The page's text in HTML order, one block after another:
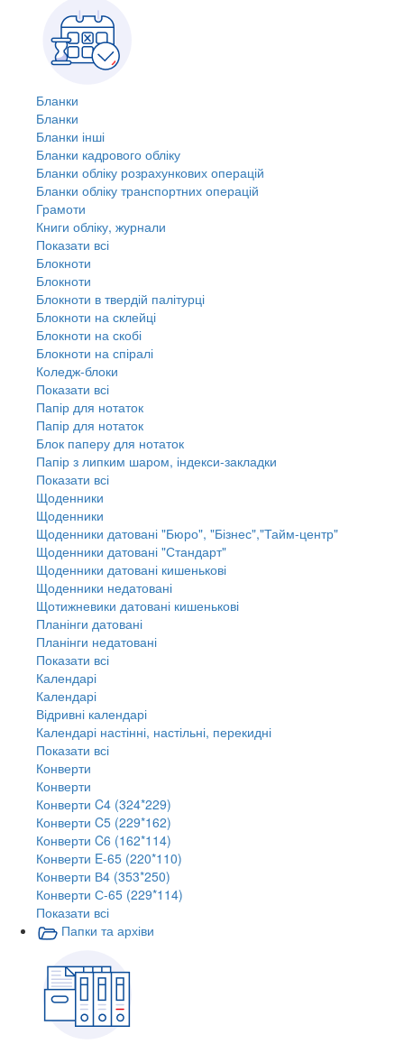
Бланки
Бланки
Бланки інші
Бланки кадрового обліку
Бланки обліку розрахункових операцій
Бланки обліку транспортних операцій
Грамоти
Книги обліку, журнали
Показати всі
Блокноти
Блокноти
Блокноти в твердій палітурці
Блокноти на склейці
Блокноти на скобі
Блокноти на спіралі
Коледж-блоки
Показати всі
Папір для нотаток
Папір для нотаток
Блок паперу для нотаток
Папір з липким шаром, індекси-закладки
Показати всі
Щоденники
Щоденники
Щоденники датовані "Бюро", "Бізнес","Тайм-центр"
Щоденники датовані "Стандарт"
Щоденники датовані кишенькові
Щоденники недатовані
Щотижневики датовані кишенькові
Планінги датовані
Планінги недатовані
Показати всі
Календарі
Календарі
Відривні календарі
Календарі настінні, настільні, перекидні
Показати всі
Конверти
Конверти
Конверти C4 (324*229)
Конверти C5 (229*162)
Конверти C6 (162*114)
Конверти E-65 (220*110)
Конверти В4 (353*250)
Конверти С-65 (229*114)
Показати всі
Папки та архіви